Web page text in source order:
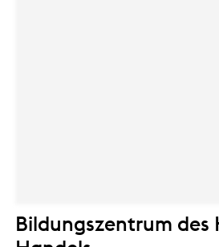
Bildungszentrum des